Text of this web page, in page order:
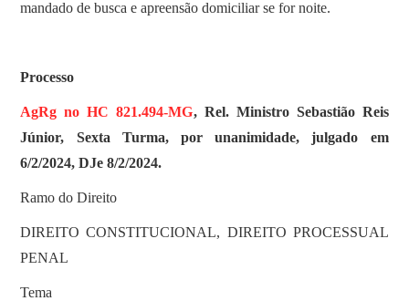
mandado de busca e apreensão domiciliar se for noite.
Processo
AgRg no HC 821.494-MG, Rel. Ministro Sebastião Reis
Júnior, Sexta Turma, por unanimidade, julgado em
6/2/2024, DJe 8/2/2024.
Ramo do Direito
DIREITO CONSTITUCIONAL, DIREITO PROCESSUAL
PENAL
Tema